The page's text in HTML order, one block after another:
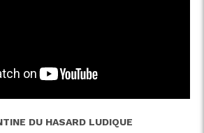
DU HASARD LUDIQUE